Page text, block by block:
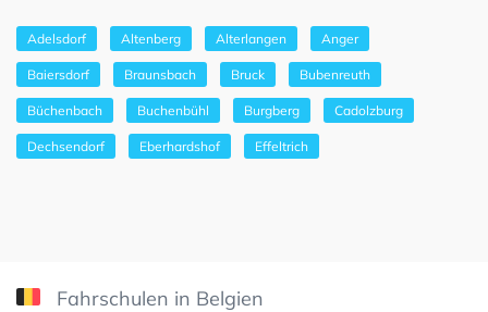
Adelsdorf Altenberg Alterlangen Anger
Baiersdorf Braunsbach Bruck Bubenreuth
Büchenbach Buchenbühl Burgberg Cadolzburg
Dechsendorf Eberhardshof Effeltrich
Fahrschulen in Belgien